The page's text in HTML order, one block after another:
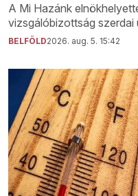
A Mi Hazánk
vizsgálóbizottság szerdai
BELFÖLD2026. aug. 5. 15:42